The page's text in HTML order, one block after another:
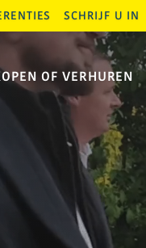
SCHRIJF U IN
OF VERHUREN